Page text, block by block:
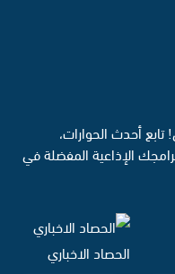
أحدث الحوارات،
الإذاعية المفضلة في
الحصاد الاخباري